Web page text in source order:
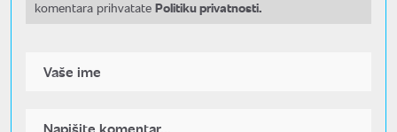
komentara prihvatate Politiku privatnosti.